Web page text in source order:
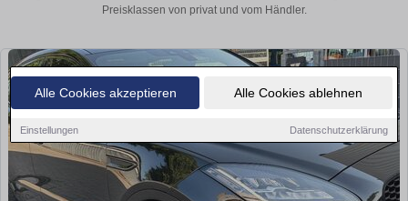
Alle Cookies akzeptieren Alle Cookies ablehnen
Einstellungen Datenschutzerklärung
Preisklassen von privat und vom Händler.